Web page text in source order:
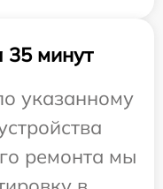
35 минут
указанному
ремонта мы